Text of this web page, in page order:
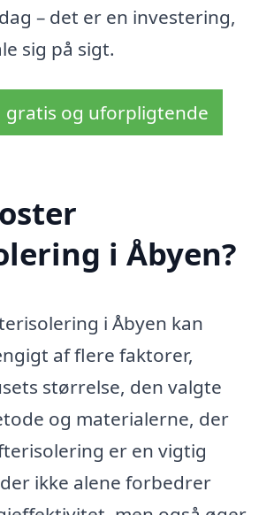
– det er en investering,
sig på sigt.
gratis og uforpligtende
i Åbyen?
i Åbyen kan
af flere faktorer,
størrelse, den valgte
og materialerne, der
er en vigtig
ikke alene forbedrer